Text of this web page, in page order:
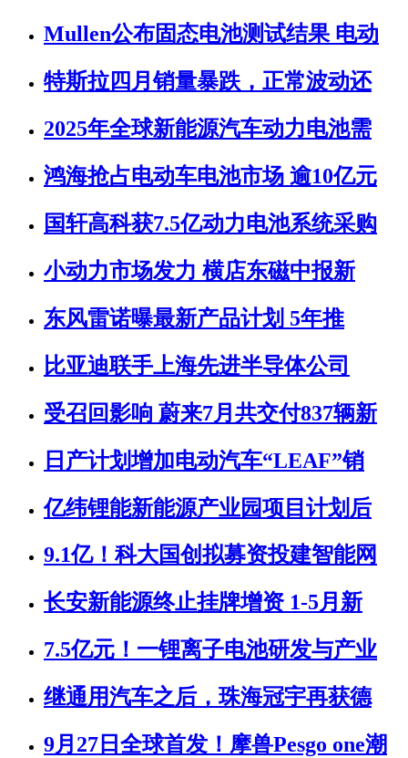
Mullen公布固态电池测试结果 电动
特斯拉四月销量暴跌，正常波动还
2025年全球新能源汽车动力电池需
鸿海抢占电动车电池市场 逾10亿元
国轩高科获7.5亿动力电池系统采购
小动力市场发力 横店东磁中报新
东风雷诺曝最新产品计划 5年推
比亚迪联手上海先进半导体公司
受召回影响 蔚来7月共交付837辆新
日产计划增加电动汽车“LEAF”销
亿纬锂能新能源产业园项目计划后
9.1亿！科大国创拟募资投建智能网
长安新能源终止挂牌增资 1-5月新
7.5亿元！一锂离子电池研发与产业
继通用汽车之后，珠海冠宇再获德
9月27日全球首发！摩兽Pesgo one潮